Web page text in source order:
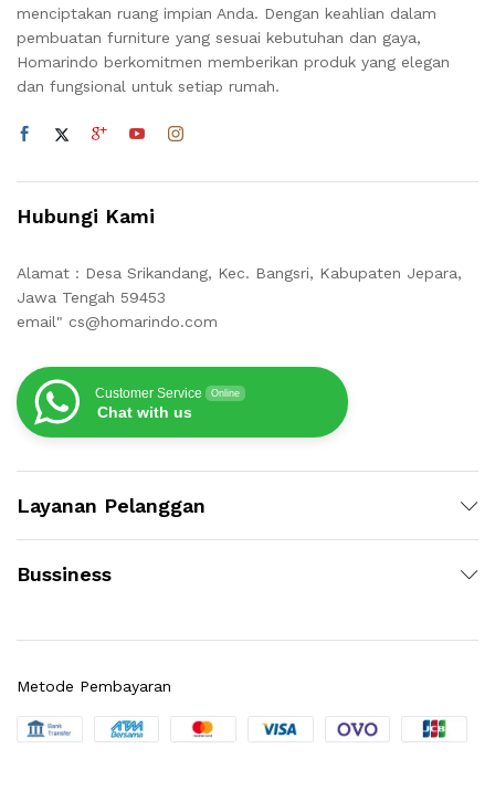
menciptakan ruang impian Anda. Dengan keahlian dalam
pembuatan furniture yang sesuai kebutuhan dan gaya,
Homarindo berkomitmen memberikan produk yang elegan
dan fungsional untuk setiap rumah.
Hubungi Kami
Alamat : Desa Srikandang, Kec. Bangsri, Kabupaten Jepara,
Jawa Tengah 59453
email" cs@homarindo.com
Customer Service Online
Chat with us
Layanan Pelanggan
Bussiness
Metode Pembayaran